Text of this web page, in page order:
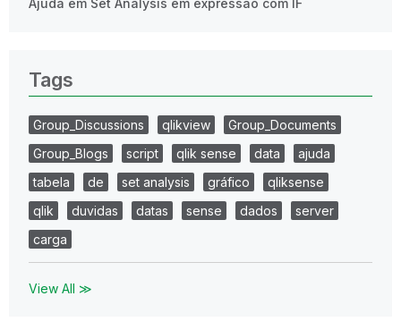
Tags
Group_Discussions qlikview
Group_Documents
Group_Blogs
script qlik sense data
ajuda
tabela
de set analysis gráfico
qliksense
qlik
duvidas datas sense dados
server
carga
View All ≫